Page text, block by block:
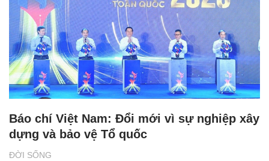
ĐỜI SỐNG
Báo chí Việt Nam: Đổi mới vì sự nghiệp xây
dựng và bảo vệ Tổ quốc